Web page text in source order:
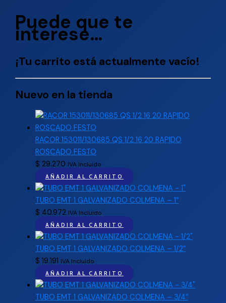
Puede que te
interese…
¡Tu carrito está actualmente vacío!
Nuevo en la tienda
RACOR 153011/130685 QS 1/2 16 20 RAPIDO
ROSCADO FESTO
$ 29.270 IVA Incluido
AÑADIR AL CARRITO
TUBO EMT 1 GALVANIZADO COLMENA – 1″
$ 40.972 IVA Incluido
AÑADIR AL CARRITO
TUBO EMT 1 GALVANIZADO COLMENA – 1/2″
$ 19.191 IVA Incluido
AÑADIR AL CARRITO
TUBO EMT 1 GALVANIZADO COLMENA – 3/4″